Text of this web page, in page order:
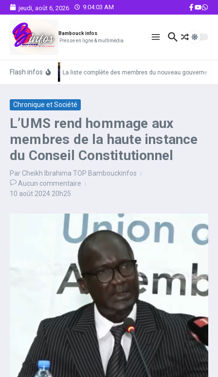
Aller au contenu
jeudi, août 6, 2026 9:04:04 AM
Bambouck infos
Presse en ligne & multimédia
Flash infos La liste complète des membres du nouveau
Chronique et Société
L’UMS rend hommage aux
membres de la haute instance
du Conseil Constitutionnel
Par Cheikh Ibrahima TOP Bambouckinfos
Aucun commentaire
10 août 2024 20h25